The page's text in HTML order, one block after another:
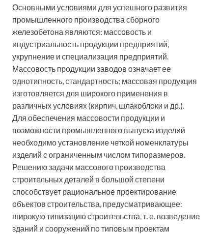
Основными условиями для успешного развития
промышленного производства сборного
железобетона являются: массовость и
индустриальность продукции предприятий,
укрупнение и специализация предприятий.
Массовость продукции заводов означает ее
однотипность, стандартность; массовая продукция
изготовляется для широкого применения в
различных условиях (кирпич, шлакоблоки и др.).
Для обеспечения массовости продукции и
возможности промышленного выпуска изделий
необходимо установление четкой номенклатуры
изделий с ограниченным числом типоразмеров.
Решению задачи массового производства
строительных деталей в большой степени
способствует рациональное проектирование
объектов строительства, предусматривающее:
широкую типизацию строительства, т. е. возведение
зданий и сооружений по типовым проектам